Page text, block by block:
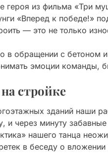
героя из фильма «Три
«Вперед к победе!»
— это не только
в обращении с бетоном
эмоции команды,
стройке
зданий наши
через минуту
нашего танца
в беседу о